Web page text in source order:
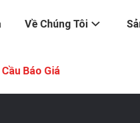
Về Chúng Tôi
Cầu Báo Giá
Phụ Kiện